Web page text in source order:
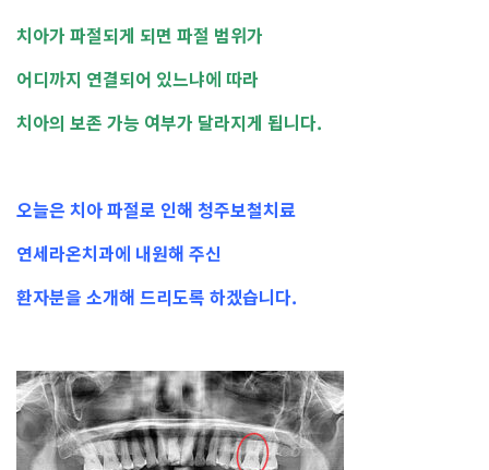
치아가 파절되게 되면 파절 범위가
어디까지 연결되어 있느냐에 따라
치아의 보존 가능 여부가 달라지게 됩니다.
오늘은 치아 파절로 인해 청주보철치료
연세라온치과에 내원해 주신
환자분을 소개해 드리도록 하겠습니다.